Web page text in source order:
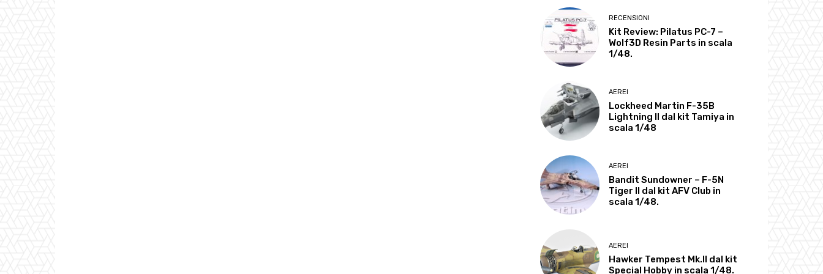
RECENSIONI
Kit Review: Pilatus PC-7 –
Wolf3D Resin Parts in scala
1/48.
AEREI
Lockheed Martin F-35B
Lightning II dal kit Tamiya in
scala 1/48
AEREI
Bandit Sundowner – F-5N
Tiger II dal kit AFV Club in
scala 1/48.
AEREI
Hawker Tempest Mk.II dal kit
Special Hobby in scala 1/48.